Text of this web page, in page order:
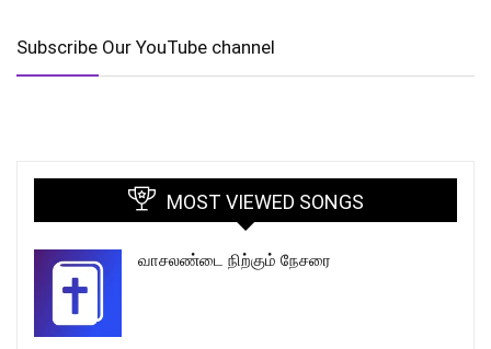
Subscribe Our YouTube channel
MOST VIEWED SONGS
வாசலண்டை நிற்கும் நேசரை